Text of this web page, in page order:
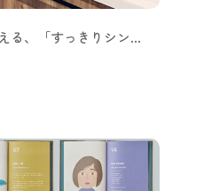
る、「すっきりシン…